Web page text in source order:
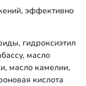
эффективно
гидроксиэтил
масло
масло камелии,
кислота